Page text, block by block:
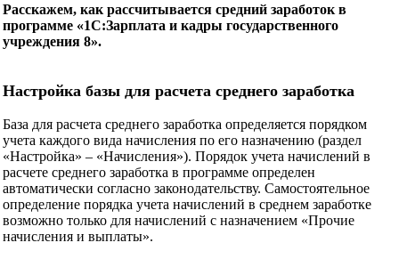
Расскажем, как рассчитывается средний заработок в
программе «1С:Зарплата и кадры государственного
учреждения 8».
Настройка базы для расчета среднего заработка
База для расчета среднего заработка определяется порядком
учета каждого вида начисления по его назначению (раздел
«Настройка» – «Начисления»). Порядок учета начислений в
расчете среднего заработка в программе определен
автоматически согласно законодательству. Самостоятельное
определение порядка учета начислений в среднем заработке
возможно только для начислений с назначением «Прочие
начисления и выплаты».